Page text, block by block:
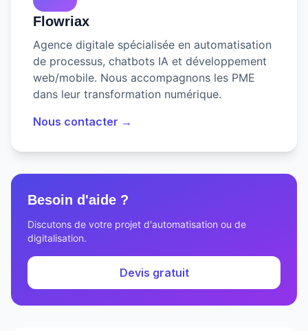
Flowriax
Agence digitale spécialisée en automatisation
de processus, chatbots IA et développement
web/mobile. Nous accompagnons les PME
dans leur transformation numérique.
Nous contacter →
Besoin d'aide ?
Discutons de votre projet d'automatisation ou de
digitalisation.
Devis gratuit